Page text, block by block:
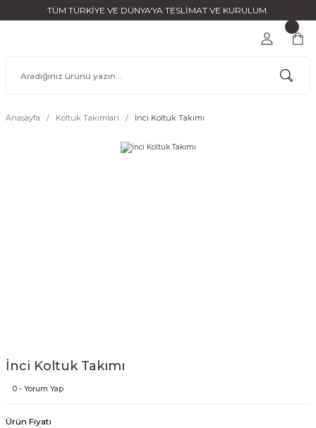
TÜM TÜRKİYE VE DÜNYA'YA TESLİMAT VE KURULUM.
Anasayfa Koltuk Takımları İnci Koltuk Takımı
İnci Koltuk Takımı
0 - Yorum Yap
Ürün Fiyatı